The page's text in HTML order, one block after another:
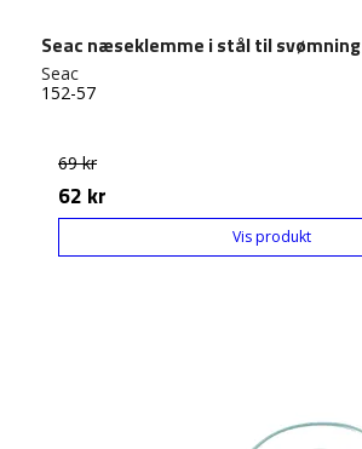
Seac næseklemme i stål til svømning
Seac
152-57
69 kr
62 kr
Vis produkt